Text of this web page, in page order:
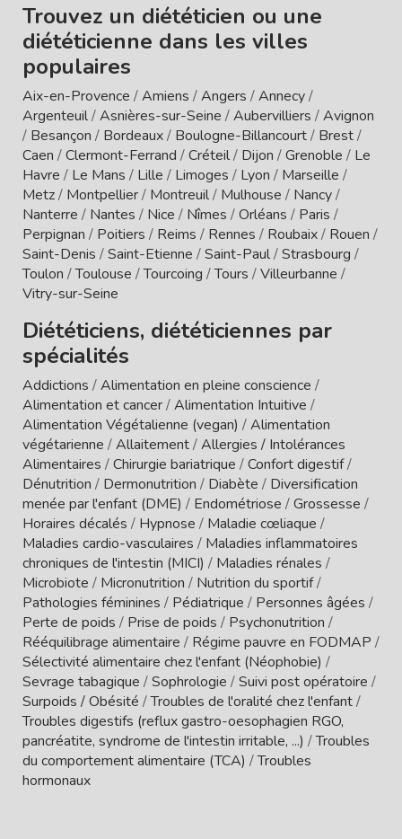
Trouvez un diététicien ou une
diététicienne dans les villes
populaires
Aix-en-Provence /Amiens /Angers /Annecy/
Argenteuil/Asnières-sur-Seine /Aubervilliers /Avignon
/ Besançon / Bordeaux/ Boulogne-Billancourt/ Brest/
Caen /Clermont-Ferrand /Créteil/ Dijon /Grenoble / Le
Havre / Le Mans / Lille / Limoges / Lyon / Marseille /
Metz/ Montpellier/ Montreuil/ Mulhouse / Nancy/
Nanterre / Nantes / Nice / Nîmes /Orléans / Paris /
Perpignan / Poitiers / Reims / Rennes / Roubaix/ Rouen /
Saint-Denis /Saint-Etienne /Saint-Paul/Strasbourg /
Toulon /Toulouse /Tourcoing /Tours /Villeurbanne /
Vitry-sur-Seine
Diététiciens, diététiciennes par
spécialités
Addictions /Alimentation en pleine conscience /
Alimentation et cancer/Alimentation Intuitive /
Alimentation Végétalienne (vegan) /Alimentation
végétarienne /Allaitement/Allergies / Intolérances
Alimentaires /Chirurgie bariatrique /Confort digestif/
Dénutrition / Dermonutrition / Diabète / Diversification
menée par l'enfant (DME) / Endométriose /Grossesse /
Horaires décalés / Hypnose / Maladie cœliaque /
Maladies cardio-vasculaires / Maladies inflammatoires
chroniques de l'intestin (MICI) / Maladies rénales /
Microbiote / Micronutrition / Nutrition du sportif/
Pathologies féminines / Pédiatrique / Personnes âgées /
Perte de poids / Prise de poids / Psychonutrition /
Rééquilibrage alimentaire / Régime pauvre en FODMAP /
Sélectivité alimentaire chez l'enfant (Néophobie) /
Sevrage tabagique /Sophrologie /Suivi post opératoire /
Surpoids / Obésité /Troubles de l'oralité chez l'enfant/
Troubles digestifs (reflux gastro-oesophagien RGO,
pancréatite, syndrome de l'intestin irritable, ...) /Troubles
du comportement alimentaire (TCA) /Troubles
hormonaux